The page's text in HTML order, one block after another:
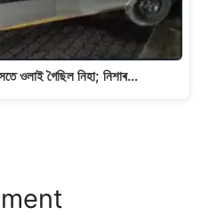
ওলাই গৈছিল নিহা; নিশাৰ…